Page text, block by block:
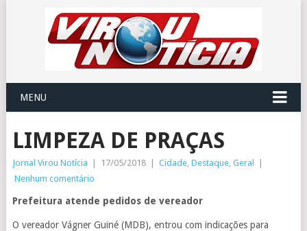
MENU
LIMPEZA DE PRAÇAS
Jornal Virou Notícia 17/05/2018 Cidade, Destaque, Geral
Nenhum comentário
Prefeitura atende pedidos de vereador
O vereador Vágner Guiné (MDB), entrou com indicações para